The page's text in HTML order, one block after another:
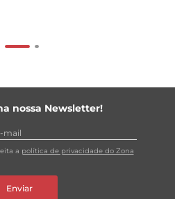
nossa Newsletter!
a política de privacidade do Zona
Enviar